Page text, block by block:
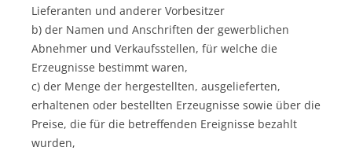
Lieferanten und anderer Vorbesitzer
b) der Namen und Anschriften der gewerblichen
Abnehmer und Verkaufsstellen, für welche die
Erzeugnisse bestimmt waren,
c) der Menge der hergestellten, ausgelieferten,
erhaltenen oder bestellten Erzeugnisse sowie über die
Preise, die für die betreffenden Ereignisse bezahlt
wurden,